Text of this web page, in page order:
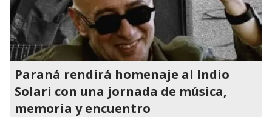
Paraná rendirá homenaje al Indio
Solari con una jornada de música,
memoria y encuentro